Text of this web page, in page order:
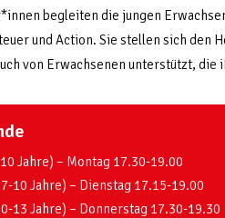
begleiten die jungen
und Action. Sie stellen sich den
von Erwachsenen unterstützt,
Jahre) – Montag 17.30-19.00
10 Jahre) – Dienstag 17.15-19.00
13 Jahre) – Donnerstag 17.30-19.30